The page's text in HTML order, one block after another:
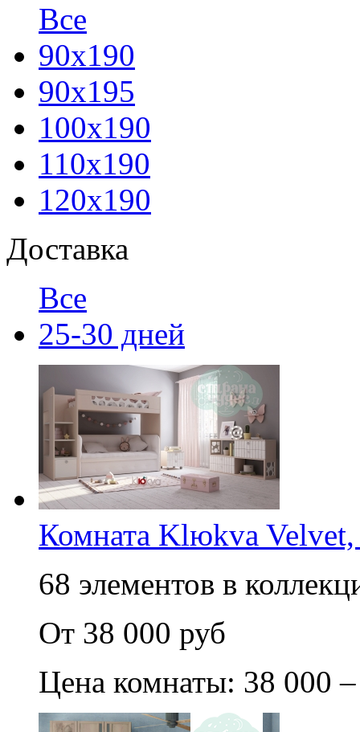
Все
90х190
90х195
100x190
110x190
120х190
Доставка
Все
25-30 дней
Комната Klюkva
68 элементов в
От 38 000 руб
Цена комнаты: 38 000